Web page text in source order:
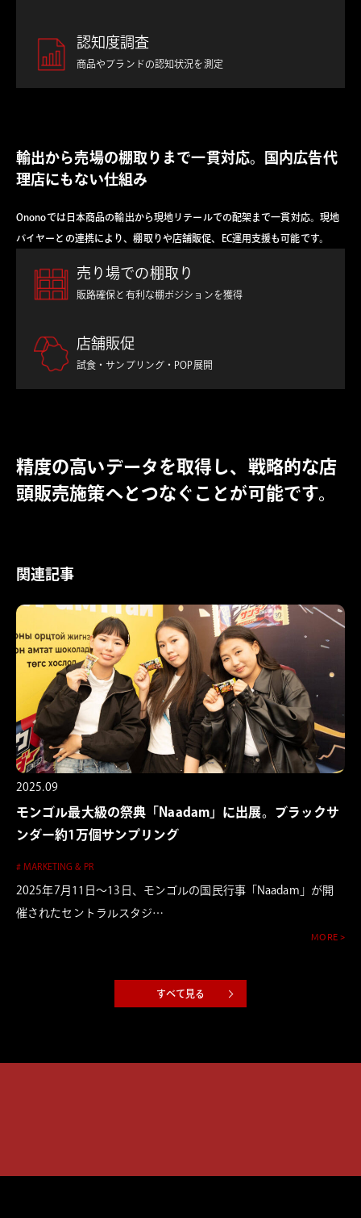
認知度調査
商品やブランドの認知状況を測定
輸出から売場の棚取りまで一貫対応。国内広告代
理店にもない仕組み
Ononoでは日本商品の輸出から現地リテールでの配架まで一貫対応。現地
バイヤーとの連携により、棚取りや店舗販促、EC運用支援も可能です。
売り場での棚取り
販路確保と有利な棚ポジションを獲得
店舗販促
試食・サンプリング・POP展開
精度の高いデータを取得し、戦略的な店
頭販売施策へとつなぐことが可能です。
関連記事
2025.09
モンゴル最大級の祭典「Naadam」に出展。ブラックサ
ンダー約1万個サンプリング
# MARKETING & PR
2025年7月11日〜13日、モンゴルの国民行事「Naadam」が開
催されたセントラルスタジ…
MORE >
すべて見る